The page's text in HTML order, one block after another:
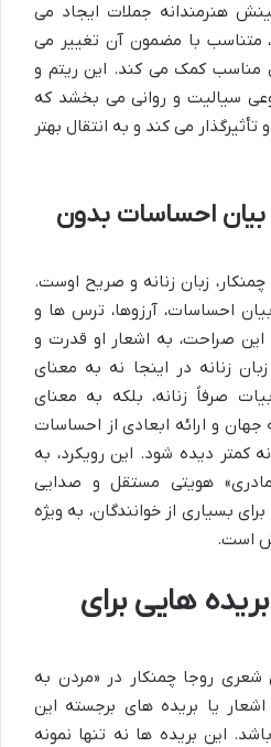
هنرمندانه جملات ایجاد می
متناسب با مضمون آن تغییر می
کمک می کند. این ریتم و
سیالیت و روانی می بخشد که
می کند و به انتقال بهتر
بیان احساسات بدون
زبان زنانه و صریح اوست.
احساسات، آرزوها، ترس ها و
صراحت، به اشعار او قدرت و
زنانه در اینجا نه به معنای
صرفاً زنانه، بلکه به معنای
و ارائه ابعادی از احساسات
کمتر دیده شود. این رویکرد، به
هویتی مستقل و صدایی
بسیاری از خوانندگان، به ویژه
است.
هایی برای
شعری روجا چمنکار در «مردن به
اشعار یا بریده های برجسته این
این بریده ها نه تنها نمونه